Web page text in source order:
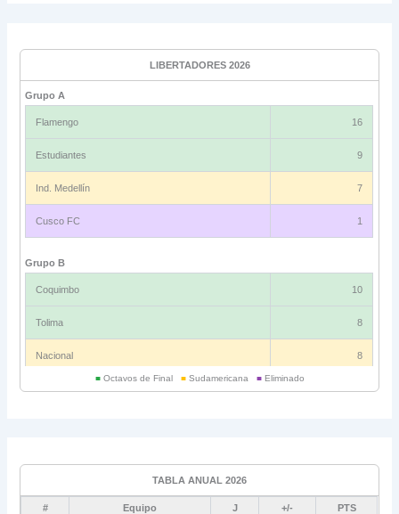
LIBERTADORES 2026
Grupo A
Flamengo 16
Estudiantes 9
Ind. Medellín 7
Cusco FC 1
Grupo B
Coquimbo 10
Tolima 8
Nacional 8
■Octavos de Final ■Sudamericana ■Eliminado
TABLA ANUAL 2026
# Equipo J +/- PTS